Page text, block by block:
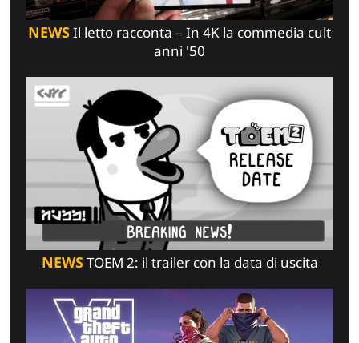
NEWSIl letto racconta – In 4K la commedia cult
anni '50
NEWSTOEM 2: il trailer con la data di uscita